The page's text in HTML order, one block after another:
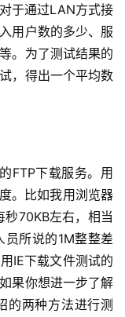
于通过LAN方式接
用户数的多少、服
。为了测试结果的
，得出一个平均数
FTP下载服务。用
。比如我用浏览器
秒70KB左右，相当
所说的1M整整差
IE下载文件测试的
果你想进一步了解
的两种方法进行测